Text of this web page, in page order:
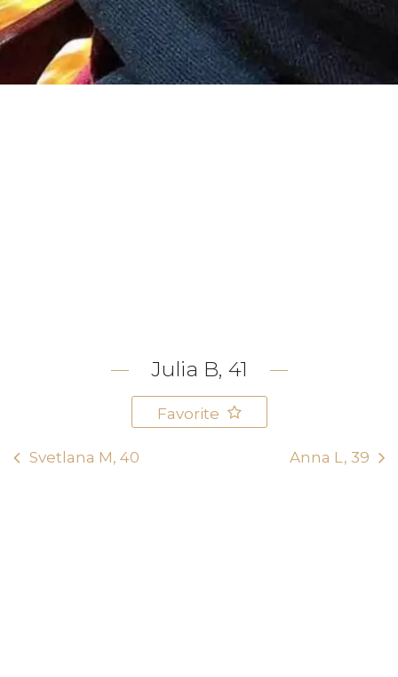
Julia B, 41
Favorite
Svetlana M, 40 Anna L, 39